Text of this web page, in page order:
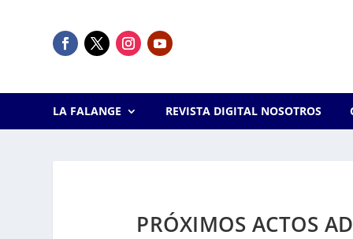
LA FALANGE REVISTA DIGITAL NOSOTROS
PRÓXIMOS ACTOS